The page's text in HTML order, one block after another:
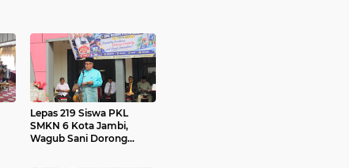
Lepas 219 Siswa PKL
SMKN 6 Kota Jambi,
Wagub Sani Dorong